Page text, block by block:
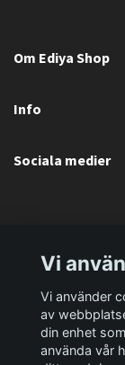
Om Ediya Shop
Info
Sociala medier
Vi
Vi använder
av
din enhet
använda vår